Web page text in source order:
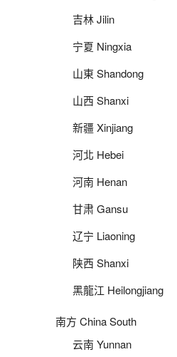
吉林 Jilin
宁夏 Ningxia
山東 Shandong
山西 Shanxi
新疆 Xinjiang
河北 Hebei
河南 Henan
甘肃 Gansu
辽宁 Liaoning
陕西 Shanxi
黑龍江 Heilongjiang
南方 China South
云南 Yunnan